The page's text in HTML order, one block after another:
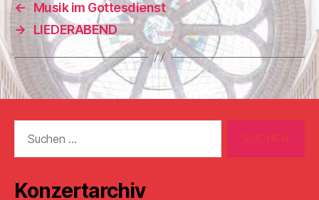
←
Musik im Gottesdienst
→
LIEDERABEND
nach:
Konzertarchiv